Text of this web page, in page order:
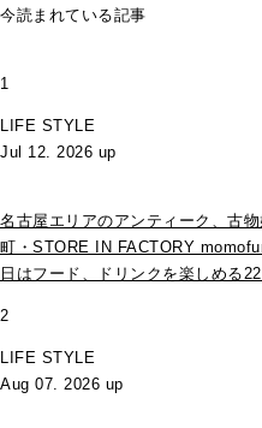
今読まれている記事
1
LIFE STYLE
Jul 12. 2026 up
名古屋エリアのアンティーク、古
町・STORE IN FACTORY
日はフード、ドリンクを楽しめる
2
LIFE STYLE
Aug 07. 2026 up